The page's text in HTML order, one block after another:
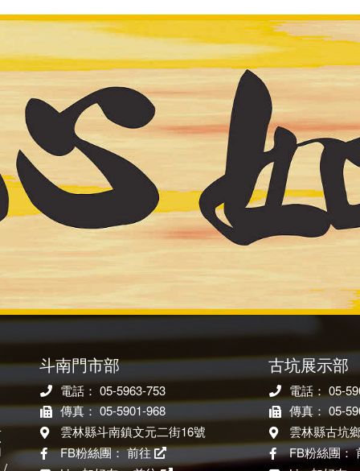
斗南門市部
電話： 05-5963-753
傳真： 05-5901-968
雲林縣斗南鎮文元二街16號
FB粉絲團：前往
古坑展示部
電話： 05-
傳真： 05-
雲林縣古坑
FB粉絲團：